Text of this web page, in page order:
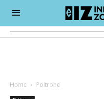
Home Poltrone